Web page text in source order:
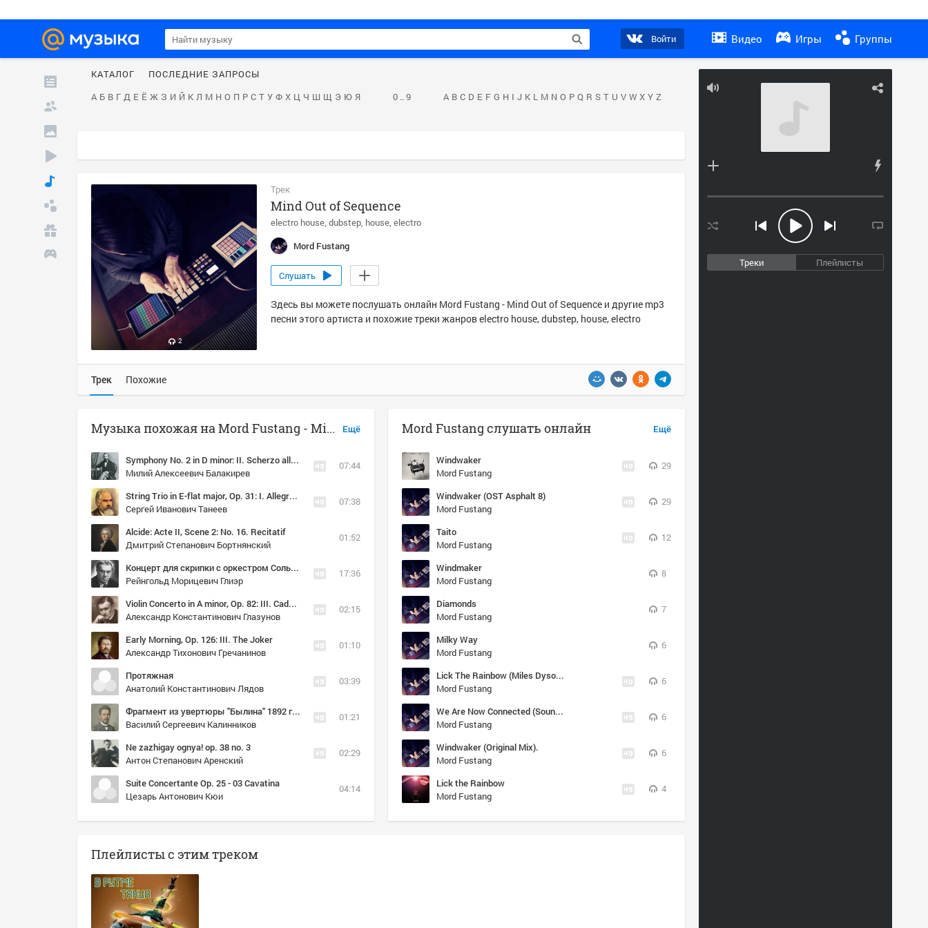
Войти Видео Игры Группы
Треки Плейлисты
КАТАЛОГ
ПОСЛЕДНИЕ ЗАПРОСЫ
А Б В Г Д Е Ё Ж З И Й К Л М Н О П Р С Т У Ф Х Ц Ч Ш Щ Э Ю Я 0 .. 9 A B C D E F G H I J K L M N O P Q R S T U V W X Y Z
2
Трек
Mind Out of Sequence
electro house dubstep house electro
Mord Fustang
Слушать
Здесь вы можете послушать онлайн Mord Fustang - Mind Out of Sequence и другие mp3
песни этого артиста и похожие треки жанров electro house, dubstep, house, electro
Трек Похожие
Ещё
Музыка похожая на Mord Fustang - Mind Out of Sequence
Symphony No. 2 in D minor: II. Scherzo alla Cosacca. Allegro non troppo, ma con fuoca ed energico
Милий Алексеевич Балакирев
07:44
String Trio in E-flat major, Op. 31: I. Allegro con brio
Сергей Иванович Танеев
07:38
Alcide: Acte II, Scene 2: No. 16. Recitatif
Дмитрий Степанович Бортнянский
01:52
Концерт для скрипки с оркестром Соль минор, op.100 Исп. Yuko Nishino (скрипка), Yondani Butt (дирижер)
Рейнгольд Морицевич Глиэр
17:36
Violin Concerto in A minor, Op. 82: III. Cadenza
Александр Константинович Глазунов
02:15
Early Morning, Op. 126: III. The Joker
Александр Тихонович Гречанинов
01:10
Протяжная
Анатолий Константинович Лядов
03:39
Фрагмент из увертюры "Былина" 1892 г. - прототип советского гимна
Василий Сергеевич Калинников
01:21
Ne zazhigay ognya! op. 38 no. 3
Антон Степанович Аренский
02:29
Suite Concertante Op. 25 - 03 Cavatina
Цезарь Антонович Кюи
04:14
Ещё
Mord Fustang слушать онлайн
Windwaker
Mord Fustang
29
Windwaker (OST Asphalt 8)
Mord Fustang
29
Taito
Mord Fustang
12
Windmaker
Mord Fustang
8
Diamonds
Mord Fustang
7
Milky Way
Mord Fustang
6
Lick The Rainbow (Miles Dyson Breakfest Edit)
Mord Fustang
6
We Are Now Connected (Sound Remedy Remix)
Mord Fustang
6
Windwaker (Original Mix).
Mord Fustang
6
Lick the Rainbow
Mord Fustang
4
Плейлисты с этим треком